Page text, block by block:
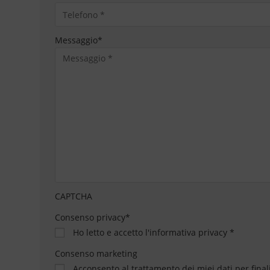
Messaggio*
CAPTCHA
Consenso privacy*
Ho letto e accetto l'informativa privacy *
Consenso marketing